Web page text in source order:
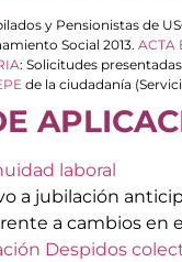
y Pensionistas de
Social 2013. ACTA
: Solicitudes presentadas
de la ciudadanía
laboral
a jubilación
a cambios en
Despidos